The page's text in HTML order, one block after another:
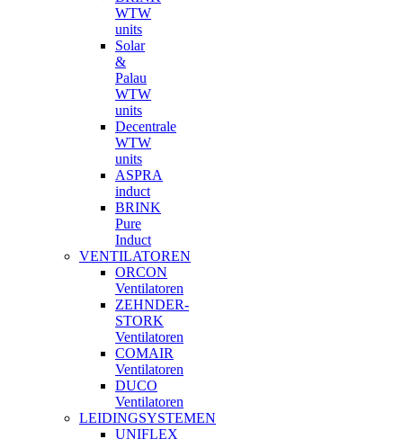
WTW
units
Solar
&
Palau
WTW
units
Decentrale
WTW
units
ASPRA
induct
BRINK
Pure
Induct
VENTILATOREN
ORCON
Ventilatoren
ZEHNDER-
STORK
Ventilatoren
COMAIR
Ventilatoren
DUCO
Ventilatoren
LEIDINGSYSTEMEN
UNIFLEX